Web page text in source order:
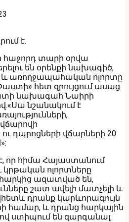
է.
հաջորդ տարի օրվա
են օրենքի նախագիծ,
և առողջապահական ոլորտը
հետ զրույցում ասաց
նախագահ Նաիրի
նշանակում է
դպրոցների վճարների 20
որ հիմա Հայաստանում
ոլորտները
ազատված են,
շատ ավելի մատչելի և
դրանք կարևորագույն
համար, և դրանց հարկային
ստիպում են զարգանալ: